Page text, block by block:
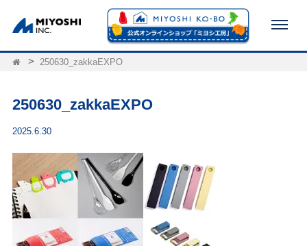
250630_zakkaEXPO
250630_zakkaEXPO
2025.6.30